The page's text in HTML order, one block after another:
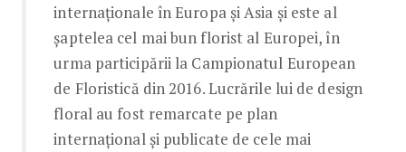
internaționale în Europa și Asia și este al
șaptelea cel mai bun florist al Europei, în
urma participării la Campionatul European
de Floristică din 2016. Lucrările lui de design
floral au fost remarcate pe plan
internațional și publicate de cele mai